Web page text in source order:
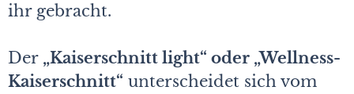
ihr gebracht.
Der „Kaiserschnitt light“ oder „Wellness-
Kaiserschnitt“ unterscheidet sich vom